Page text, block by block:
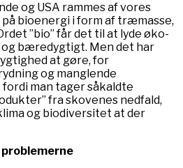
og USA rammes af vores
bioenergi i form af træmasse,
”bio” får det til at lyde øko-
bæredygtigt. Men det har
at gøre, for
og manglende
man tager såkaldte
fra skovenes nedfald,
og biodiversitet at der